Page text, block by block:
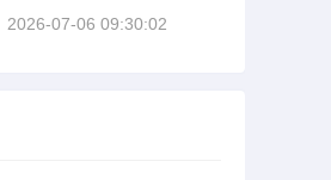
2026-07-06 09:30:02